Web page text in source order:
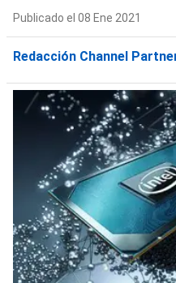
Publicado el 08 Ene 2021
Redacción Channel